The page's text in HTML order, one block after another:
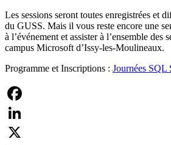
Les sessions seront toutes enregistrées et
du GUSS. Mais il vous reste encore une
à l’événement et assister à l’ensemble des
campus Microsoft d’Issy-les-Moulineaux.
Programme et Inscriptions : Journées SQL
Facebook
LinkedIn